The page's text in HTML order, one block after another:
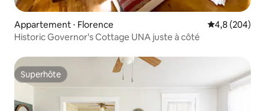
Appartement ⋅ Florence Évaluation
4,8 (204)
Historic Governor's Cottage UNA juste à côté
Superhôte
Superhôte